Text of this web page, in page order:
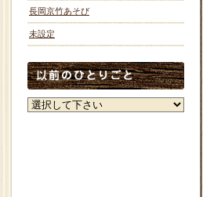
長岡京竹あそび
未設定